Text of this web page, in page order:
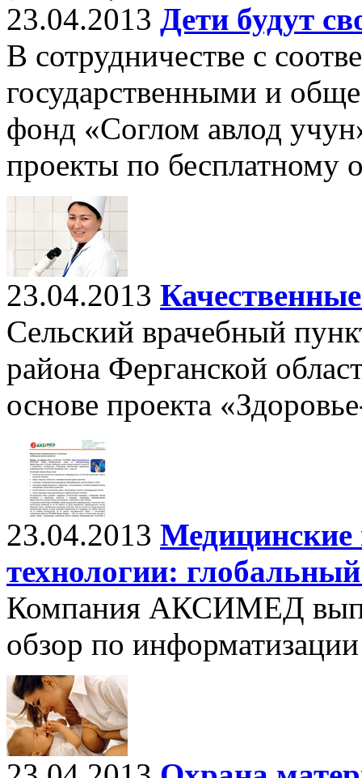
23.04.2013 Дети будут
В сотрудничестве с
государственными и
фонд «Соглом авлод
проекты по бесплатному
23.04.2013
Сельский врачебный
района Ферганской
основе проекта
23.04.2013
технологии:
Компания АКСИМЕД
обзор по